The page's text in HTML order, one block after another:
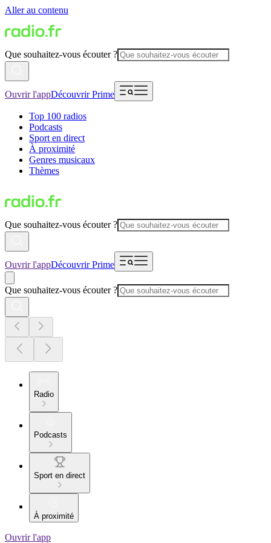
Aller au contenu
Que souhaitez-vous écouter ?
Ouvrir l'appDécouvrir Prime
Top 100 radios
Podcasts
Sport en direct
À proximité
Genres musicaux
Thèmes
Que souhaitez-vous écouter ?
Ouvrir l'appDécouvrir Prime
Que souhaitez-vous écouter ?
Radio
Podcasts
Sport en direct
À proximité
Ouvrir l'app